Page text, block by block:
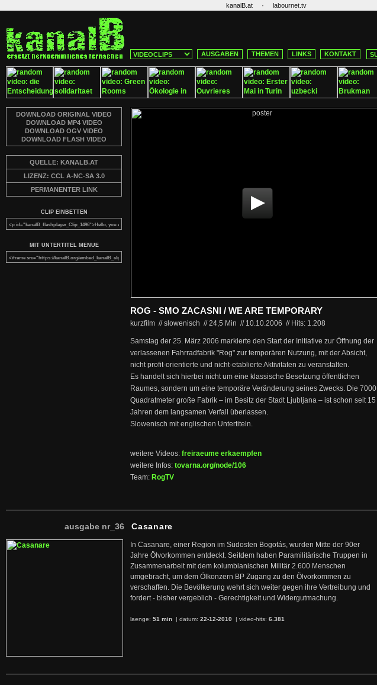
kanalB.at · labournet.tv
AUSGABEN THEMEN LINKS KONTAKT
DOWNLOAD ORIGINAL VIDEO
DOWNLOAD MP4 VIDEO
DOWNLOAD OGV VIDEO
DOWNLOAD FLASH VIDEO
QUELLE: KANALB.AT
LIZENZ: CCL A-NC-SA 3.0
PERMANENTER LINK
CLIP EINBETTEN
MIT UNTERTITEL MENUE
ROG - SMO ZACASNI / WE ARE TEMPORARY
kurzfilm // slowenisch //24,5 Min // 10.10.2006 // Hits: 1.208
Samstag der 25. März 2006 markierte den Start der Initiative zur Öffnung der
verlassenen Fahrradfabrik "Rog" zur temporären Nutzung, mit der Absicht,
nicht profit-orientierte und nicht-etablierte Aktivitäten zu veranstalten.
Es handelt sich hierbei nicht um eine klassische Besetzung öffentlichen
Raumes, sondern um eine temporäre Veränderung seines Zwecks. Die 7000
Quadratmeter große Fabrik – im Besitz der Stadt Ljubljana – ist schon seit 15
Jahren dem langsamen Verfall überlassen.
Slowenisch mit englischen Untertiteln.
weitere Videos: freiraeume erkaempfen
weitere Infos: tovarna.org/node/106
Team: RogTV
ausgabe nr_36 Casanare
In Casanare, einer Region im Südosten Bogotás, wurden Mitte der 90er
Jahre Ölvorkommen entdeckt. Seitdem haben Paramilitärische Truppen in
Zusammenarbeit mit dem kolumbianischen Militär 2.600 Menschen
umgebracht, um dem Ölkonzern BP Zugang zu den Ölvorkommen zu
verschaffen. Die Bevölkerung wehrt sich weiter gegen ihre Vertreibung und
fordert - bisher vergeblich - Gerechtigkeit und Widergutmachung.
laenge: 51 min | datum: 22-12-2010 | video-hits: 6.381